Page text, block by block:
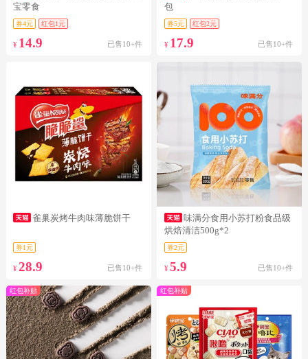
宝零食
券4元 红包1元
¥ 14.9 已售10+件
包
券5元 红包2元
¥ 17.9 已售10+件
雀巢炭烤牛肉味薄脆饼干
券1元
¥ 28.9 已售10+件
味满分食用小苏打粉食品级
烘焙清洁500g*2
券2元
¥5.9 已售10+件
红包补贴 红包补贴